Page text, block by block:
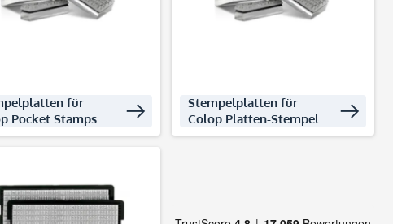
für
Pocket Stamps
Stempelplatten für
Colop Platten-Stempel